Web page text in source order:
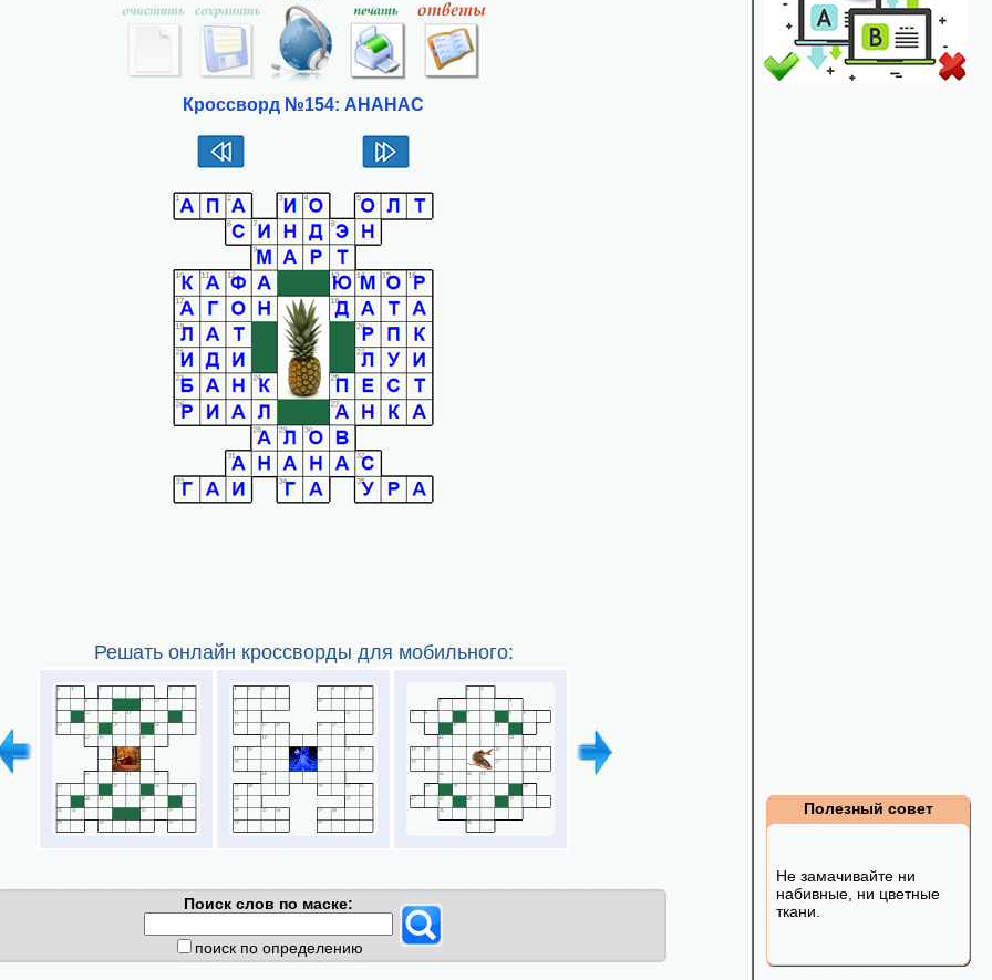
Кроссворд №154: АНАНАС
Решать онлайн кроссворды для мобильного:
Поиск слов по маске:
поиск по определению
Полезный совет
Не замачивайте ни
набивные, ни цветные
ткани.